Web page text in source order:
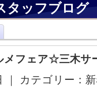
タッフブログ
メフェア☆三木サ
｜ カテゴリー：